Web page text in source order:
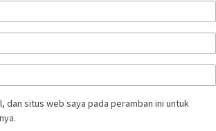
dan situs web saya pada peramban ini untuk